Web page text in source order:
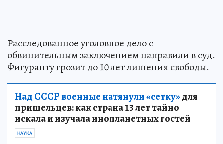
Расследованное уголовное дело с
обвинительным заключением направили в суд.
Фигуранту грозит до 10 лет лишения свободы.
Над СССР военные натянули «сетку»для
пришельцев: как страна 13 лет тайно
искала и изучала инопланетных гостей
НАУКА